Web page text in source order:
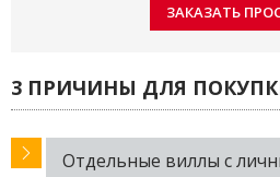
3 ПРИЧИНЫ ДЛЯ
Отдельные виллы с